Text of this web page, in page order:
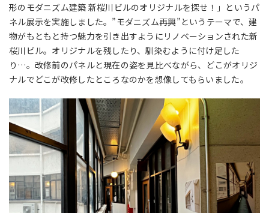
形のモダニズム建築 新桜川ビルのオリジナルを探せ！」というパ
ネル展示を実施しました。”モダニズム再興”というテーマで、建
物がもともと持つ魅力を引き出すようにリノベーションされた新
桜川ビル。オリジナルを残したり、馴染むように付け足した
り…。改修前のパネルと現在の姿を見比べながら、どこがオリジ
ナルでどこが改修したところなのかを想像してもらいました。